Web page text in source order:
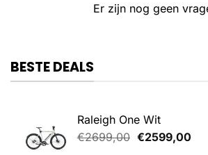
Er zijn nog geen
BESTE DEALS
Raleigh One Wit
€2699,00 €2599,00